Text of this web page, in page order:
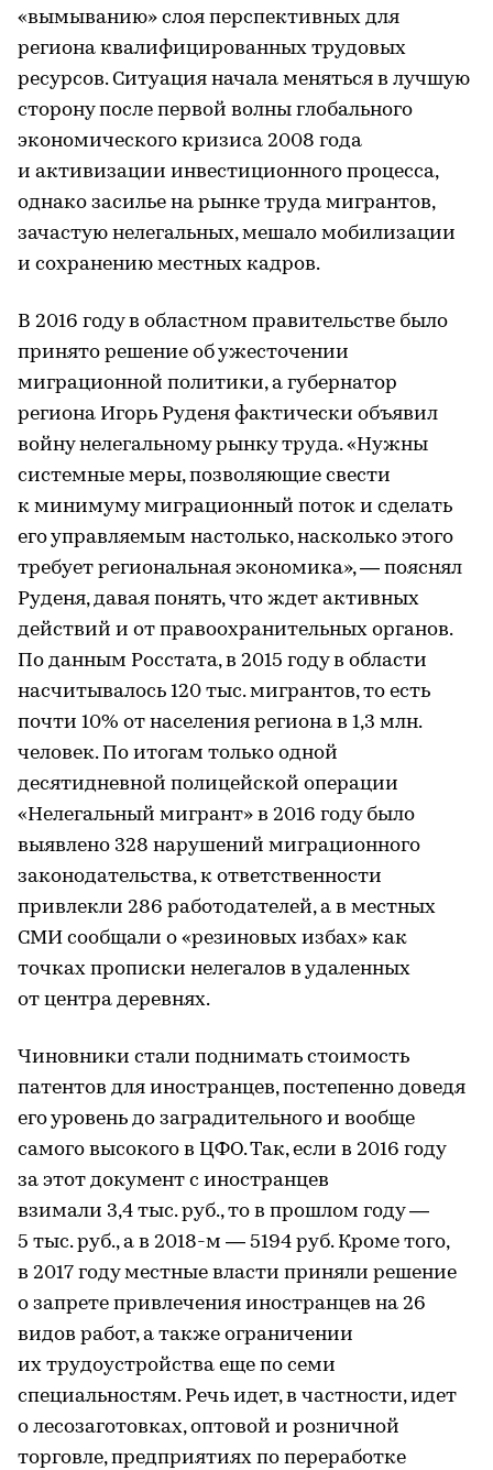
«вымыванию» слоя перспективных для
региона квалифицированных трудовых
ресурсов. Ситуация начала меняться в лучшую
сторону после первой волны глобального
экономического кризиса 2008 года
и активизации инвестиционного процесса,
однако засилье на рынке труда мигрантов,
зачастую нелегальных, мешало мобилизации
и сохранению местных кадров.
В 2016 году в областном правительстве было
принято решение об ужесточении
миграционной политики, а губернатор
региона Игорь Руденя фактически объявил
войну нелегальному рынку труда. «Нужны
системные меры, позволяющие свести
к минимуму миграционный поток и сделать
его управляемым настолько, насколько этого
требует региональная экономика», — пояснял
Руденя, давая понять, что ждет активных
действий и от правоохранительных органов.
По данным Росстата, в 2015 году в области
насчитывалось 120 тыс. мигрантов, то есть
почти 10% от населения региона в 1,3 млн.
человек. По итогам только одной
десятидневной полицейской операции
«Нелегальный мигрант» в 2016 году было
выявлено 328 нарушений миграционного
законодательства, к ответственности
привлекли 286 работодателей, а в местных
СМИ сообщали о «резиновых избах» как
точках прописки нелегалов в удаленных
от центра деревнях.
Чиновники стали поднимать стоимость
патентов для иностранцев, постепенно доведя
его уровень до заградительного и вообще
самого высокого в ЦФО. Так, если в 2016 году
за этот документ с иностранцев
взимали 3,4 тыс. руб., то в прошлом году —
5 тыс. руб., а в 2018-м — 5194 руб. Кроме того,
в 2017 году местные власти приняли решение
о запрете привлечения иностранцев на 26
видов работ, а также ограничении
их трудоустройства еще по семи
специальностям. Речь идет, в частности, идет
о лесозаготовках, оптовой и розничной
торговле, предприятиях по переработке